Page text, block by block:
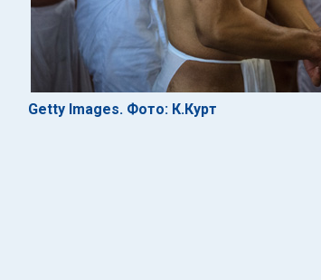
Getty Images. Фото: К.Курт